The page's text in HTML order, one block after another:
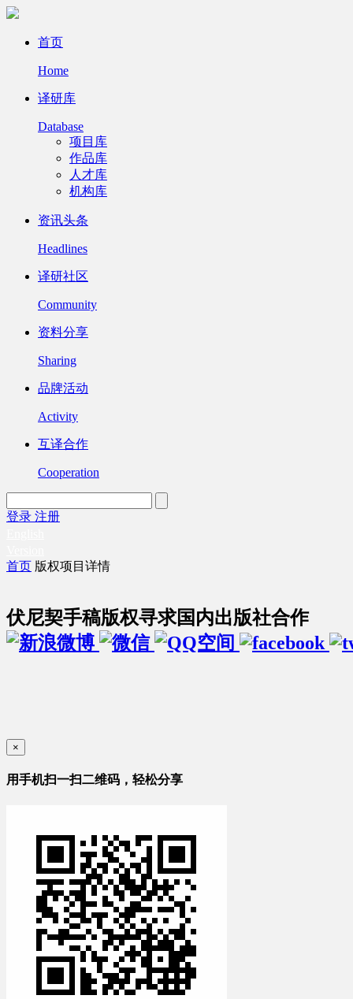
首页
Home
译研库
Database
项目库
作品库
人才库
机构库
资讯头条
Headlines
译研社区
Community
资料分享
Sharing
品牌活动
Activity
互译合作
Cooperation
登录 注册
首页 版权项目详情
伏尼契手稿版权寻求国内出版社合作
×
用手机扫一扫二维码，轻松分享